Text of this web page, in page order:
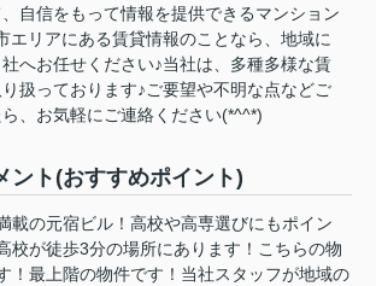
自信をもって情報を提供できるマンション
エリアにある賃貸情報のことなら、地域に
へお任せください♪当社は、多種多様な賃
扱っております♪ご要望や不明な点などご
、お気軽にご連絡ください(*^^*)
ント(おすすめポイント)
載の元宿ビル！高校や高専選びにもポイン
校が徒歩3分の場所にあります！こちらの物
！最上階の物件です！当社スタッフが地域の